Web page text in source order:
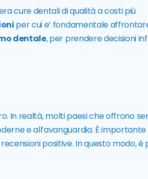
cure dentali di qualità a costi più
per cui e’ fondamentale
dentale, per prendere decisioni
In realtà, molti paesi che offrono
e all’avanguardia. È
positive. In questo modo, è